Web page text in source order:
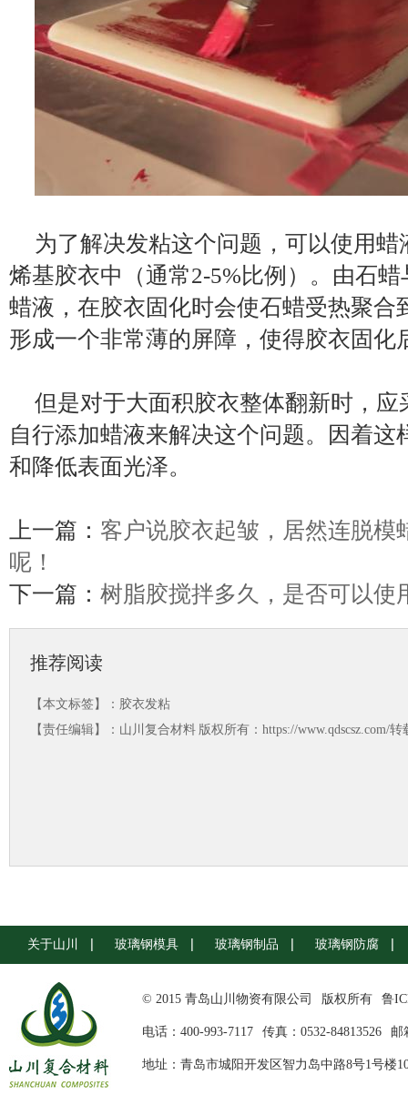
为了解决发粘这个问题，可以使用
烯基胶衣中（通常2-5%比例）。由石
蜡液，在胶衣固化时会使石蜡受热聚合
形成一个非常薄的屏障，使得胶衣固化
但是对于大面积胶衣整体翻新时，
自行添加蜡液来解决这个问题。因着
和降低表面光泽。
上一篇： 客户说胶衣起皱，居然连脱模
呢！
下一篇： 树脂胶搅拌多久，是否可以使
推荐阅读
【本文标签】： 胶衣发粘
【责任编辑】： 山川复合材料 版权所有：https://www.qdscsz.com/
关于山川 玻璃钢模具 玻璃钢制品 玻璃钢防腐
© 2015 青岛山川物资有限公司 版权所有 鲁
电话：400-993-7117 传真：0532-84813526 邮
地址：青岛市城阳开发区智力岛中路8号1号楼